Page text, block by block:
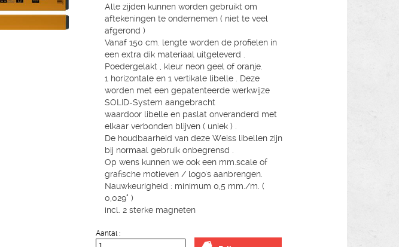
Alle zijden kunnen worden gebruikt om
aftekeningen te ondernemen ( niet te veel
afgerond )
Vanaf 150 cm. lengte worden de profielen in
een extra dik materiaal uitgeleverd .
Poedergelakt , kleur neon geel of oranje.
1 horizontale en 1 vertikale libelle . Deze
worden met een gepatenteerde werkwijze
SOLID-System aangebracht
waardoor libelle en paslat onveranderd met
elkaar verbonden blijven ( uniek ) .
De houdbaarheid van deze Weiss libellen zijn
bij normaal gebruik onbegrensd .
Op wens kunnen we ook een mm.scale of
grafische motieven / logo's aanbrengen.
Nauwkeurigheid : minimum 0,5 mm./m. (
0,029° )
incl. 2 sterke magneten
Aantal :